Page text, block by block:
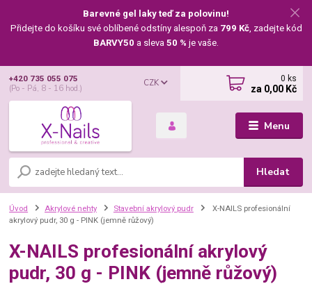
Barevné gel laky teď za polovinu!
Přidejte do košíku své oblíbené odstíny alespoň za 799 Kč, zadejte kód
BARVY50 a sleva 50 % je vaše.
Menu
CZK
Hledat
+420 735 055 075
(Po - Pá, 8 - 16 hod.)
0 ks
za 0,00 Kč
Úvod Akrylové nehty Stavební akrylový pudr
X-NAILS profesionální
akrylový pudr, 30 g - PINK (jemně růžový)
X-NAILS profesionální akrylový
pudr, 30 g - PINK (jemně růžový)